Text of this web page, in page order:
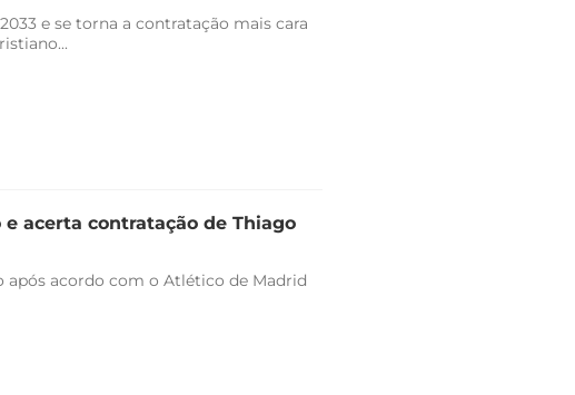
e se torna a contratação mais cara
acerta contratação de Thiago
após acordo com o Atlético de Madrid